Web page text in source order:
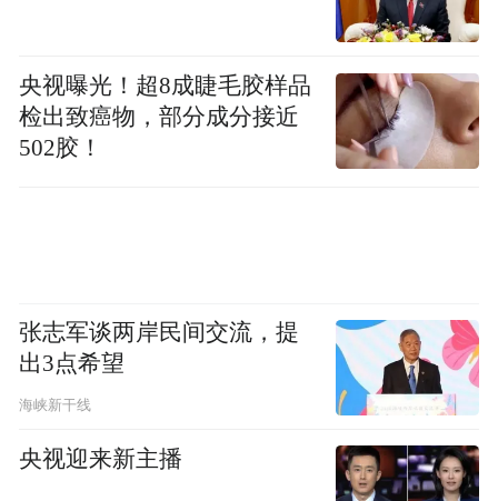
央视曝光！超8成睫毛胶样品
检出致癌物，部分成分接近
502胶！
张志军谈两岸民间交流，提
出3点希望
海峡新干线
央视迎来新主播